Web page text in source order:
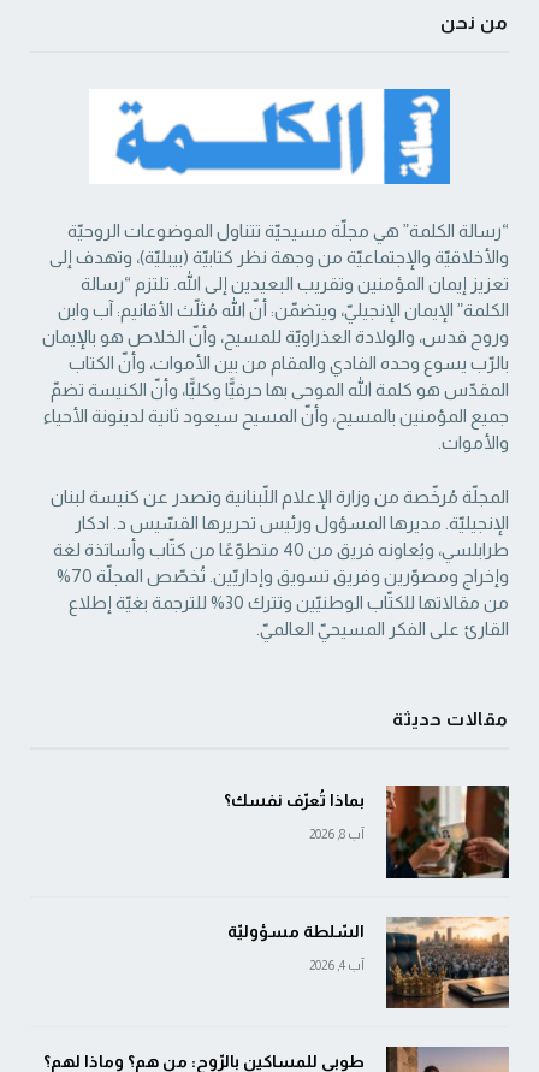
من نحن
“رسالة الكلمة” هي مجلّة مسيحيّة تتناول الموضوعات الروحيّة
والأخلاقيّة والإجتماعيّة من ‏وجهة نظر كتابيّة (بيبليّة)، وتهدف إلى
تعزيز إيمان المؤمنين وتقريب البعيدين إلى الله. تلتزم “رسالة
‏الكلمة” الإيمان الإنجيليّ، ويتضمّن: أنّ الله مُثلّث الأقانيم: آب وابن
وروح قدس، والولادة العذراويّة ‏للمسيح، وأنّ الخلاص هو بالإيمان
بالرّب يسوع وحده الفادي والمقام من بين الأموات، وأنّ الكتاب
‏المقدّس هو كلمة الله الموحى بها حرفيًّا وكليًّا، وأنّ الكنيسة تضمّ
جميع المؤمنين بالمسيح، وأنّ المسيح ‏سيعود ثانية لدينونة الأحياء
والأموات. ‏
المجلّة مُرخّصة من وزارة الإعلام اللّبنانية وتصدر عن كنيسة لبنان
الإنجيليّة. مديرها المسؤول ‏ورئيس تحريرها القسّيس د. ادكار
طرابلسي، ويُعاونه فريق من 40 متطوّعًا من كتّاب وأساتذة لغة
‏وإخراج ومصوّرين وفريق تسويق وإداريّين. تُخصّص المجلّة 70%
من مقالاتها للكتّاب الوطنيّين ‏وتترك 30% للترجمة بغيّة إطلاع
القارئ على الفكر المسيحيّ العالميّ.‏
مقالات حديثة
بماذا تُعرّف نفسك؟
آب 8, 2026
السّلطة مسؤوليّة
آب 4, 2026
طوبى للمساكين بالرّوح: من هم؟ وماذا لهم؟